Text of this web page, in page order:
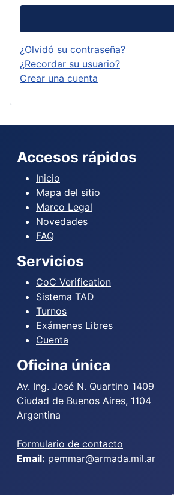
¿Olvidó su contraseña?
¿Recordar su usuario?
Crear una cuenta
Accesos rápidos
Inicio
Mapa del sitio
Marco Legal
Novedades
FAQ
Servicios
CoC Verification
Sistema TAD
Turnos
Exámenes Libres
Cuenta
Oficina única
Av. Ing. José N. Quartino 1409
Ciudad de Buenos Aires, 1104
Argentina
Formulario de contacto
Email: pemmar@armada.mil.ar